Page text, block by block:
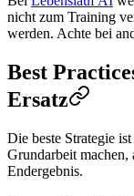
nicht zum Training
werden. Achte bei
Best
Ersatz
Die beste Strategie
Grundarbeit machen,
Endergebnis.